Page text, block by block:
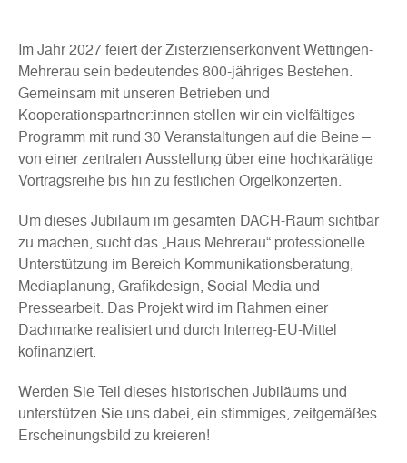
Im Jahr 2027 feiert der Zisterzienserkonvent Wettingen-
Mehrerau sein bedeutendes 800-jähriges Bestehen.
Gemeinsam mit unseren Betrieben und
Kooperationspartner:innen stellen wir ein vielfältiges
Programm mit rund 30 Veranstaltungen auf die Beine –
von einer zentralen Ausstellung über eine hochkarätige
Vortragsreihe bis hin zu festlichen Orgelkonzerten.
Um dieses Jubiläum im gesamten DACH-Raum sichtbar
zu machen, sucht das „Haus Mehrerau“ professionelle
Unterstützung im Bereich Kommunikationsberatung,
Mediaplanung, Grafikdesign, Social Media und
Pressearbeit. Das Projekt wird im Rahmen einer
Dachmarke realisiert und durch Interreg-EU-Mittel
kofinanziert.
Werden Sie Teil dieses historischen Jubiläums und
unterstützen Sie uns dabei, ein stimmiges, zeitgemäßes
Erscheinungsbild zu kreieren!